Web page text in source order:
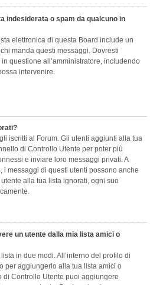
indesiderata o spam da qualcuno in
elettronica di questa Board include un
manda questi messaggi. Dovresti
questione all’amministratore, includendo
intervenire.
iscritti al Forum. Gli utenti aggiunti alla tua
di Controllo Utente per poter più
e inviare loro messaggi privati. A
messaggi di questi utenti possono anche
alla tua lista ignorati, ogni suo
un utente dalla mia lista amici o
in due modi. All’interno del profilo di
per aggiungerlo alla tua lista amici o
di Controllo Utente puoi aggiungere